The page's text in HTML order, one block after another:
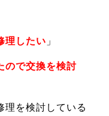
理したい 」
ので交換を検討
理を検討している